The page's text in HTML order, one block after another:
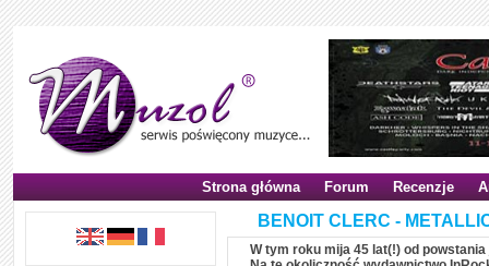
Strona główna Forum Recenzje
BENOIT CLERC -
W tym roku mija 45 lat(!) od